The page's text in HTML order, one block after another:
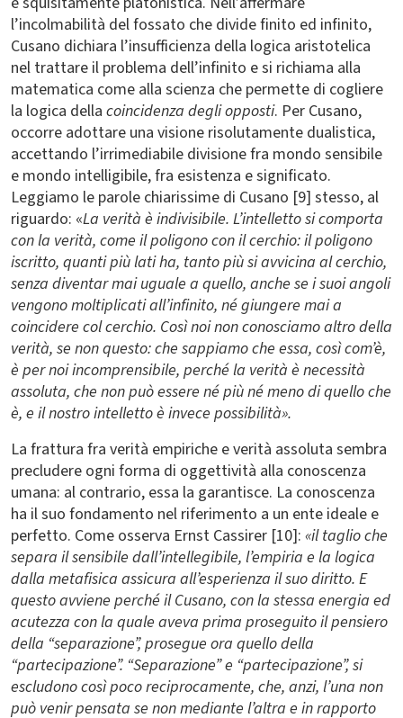
l’incolmabilità del fossato che divide finito ed infinito,
Cusano dichiara l’insufficienza della logica aristotelica
nel trattare il problema dell’infinito e si richiama alla
matematica come alla scienza che permette di cogliere
la logica della coincidenza degli opposti. Per Cusano,
occorre adottare una visione risolutamente dualistica,
accettando l’irrimediabile divisione fra mondo sensibile
e mondo intelligibile, fra esistenza e significato.
Leggiamo le parole chiarissime di Cusano [9] stesso, al
riguardo: «La verità è indivisibile. L’intelletto si comporta
con la verità, come il poligono con il cerchio: il poligono
iscritto, quanti più lati ha, tanto più si avvicina al cerchio,
senza diventar mai uguale a quello, anche se i suoi angoli
vengono moltiplicati all’infinito, né giungere mai a
coincidere col cerchio. Così noi non conosciamo altro della
verità, se non questo: che sappiamo che essa, così com’è,
è per noi incomprensibile, perché la verità è necessità
assoluta, che non può essere né più né meno di quello che
è, e il nostro intelletto è invece possibilità».
La frattura fra verità empiriche e verità assoluta sembra
precludere ogni forma di oggettività alla conoscenza
umana: al contrario, essa la garantisce. La conoscenza
ha il suo fondamento nel riferimento a un ente ideale e
perfetto. Come osserva Ernst Cassirer [10]: «il taglio che
separa il sensibile dall’intellegibile, l’empiria e la logica
dalla metafisica assicura all’esperienza il suo diritto. E
questo avviene perché il Cusano, con la stessa energia ed
acutezza con la quale aveva prima proseguito il pensiero
della “separazione”, prosegue ora quello della
“partecipazione”. “Separazione” e “partecipazione”, si
escludono così poco reciprocamente, che, anzi, l’una non
può venir pensata se non mediante l’altra e in rapporto